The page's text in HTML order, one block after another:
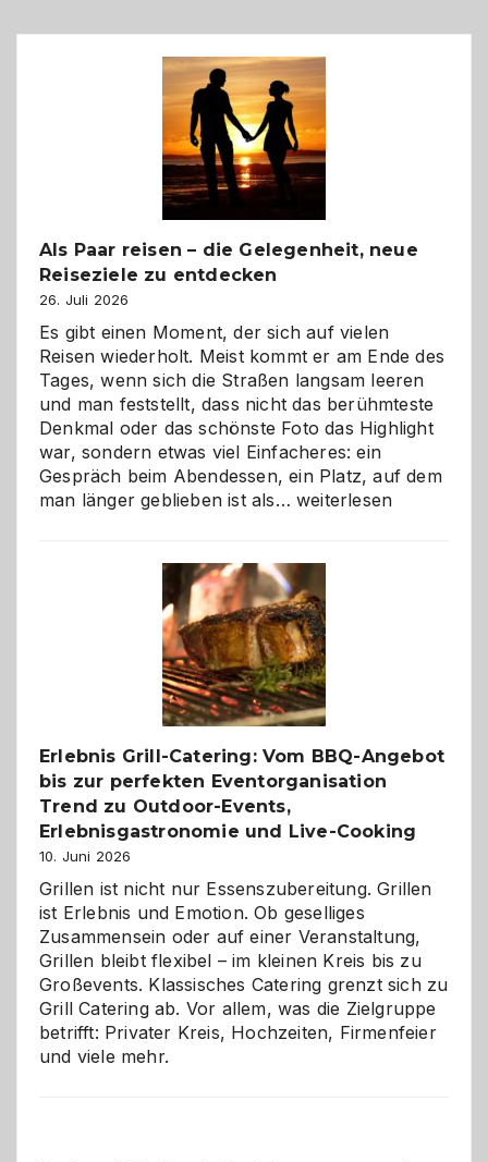
Als Paar reisen – die Gelegenheit, neue
Reiseziele zu entdecken
26. Juli 2026
Es gibt einen Moment, der sich auf vielen
Reisen wiederholt. Meist kommt er am Ende des
Tages, wenn sich die Straßen langsam leeren
und man feststellt, dass nicht das berühmteste
Denkmal oder das schönste Foto das Highlight
war, sondern etwas viel Einfacheres: ein
Gespräch beim Abendessen, ein Platz, auf dem
man länger geblieben ist als… Als
–
die
Gelegenheit,
neue
Reiseziele
zu
entdecken
weiterlesen
Erlebnis Grill-Catering: Vom BBQ-Angebot
bis zur perfekten Eventorganisation
Trend zu Outdoor-Events,
Erlebnisgastronomie und Live-Cooking
10. Juni 2026
Grillen ist nicht nur Essenszubereitung. Grillen
ist Erlebnis und Emotion. Ob geselliges
Zusammensein oder auf einer Veranstaltung,
Grillen bleibt flexibel – im kleinen Kreis bis zu
Großevents. Klassisches Catering grenzt sich zu
Grill Catering ab. Vor allem, was die Zielgruppe
betrifft: Privater Kreis, Hochzeiten, Firmenfeier
und viele mehr.